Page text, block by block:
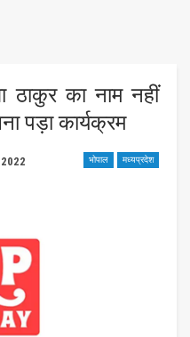
ठाकुर का नाम नहीं
पड़ा कार्यक्रम
भोपाल मध्यप्रदेश